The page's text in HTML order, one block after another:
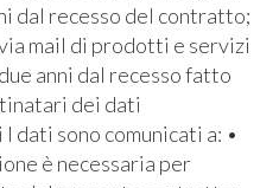
dal recesso del contratto;
mail di prodotti e servizi
anni dal recesso fatto
dei dati
dati sono comunicati a: •
è necessaria per